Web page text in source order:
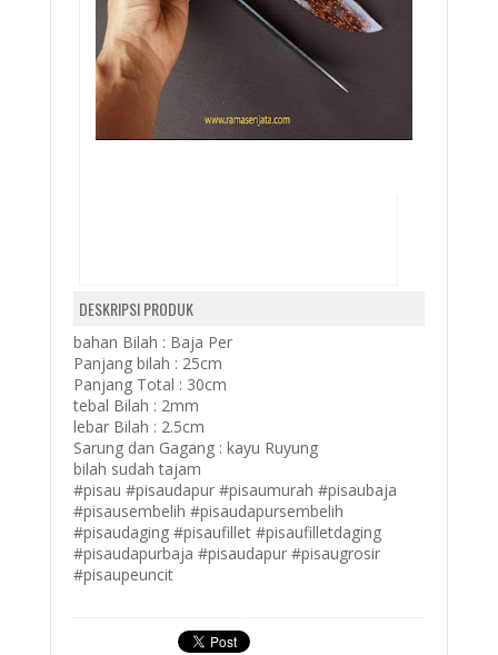
DESKRIPSI PRODUK
bahan Bilah : Baja Per
Panjang bilah : 25cm
Panjang Total : 30cm
tebal Bilah : 2mm
lebar Bilah : 2.5cm
Sarung dan Gagang : kayu Ruyung
bilah sudah tajam
#pisau #pisaudapur #pisaumurah #pisaubaja
#pisausembelih #pisaudapursembelih
#pisaudaging #pisaufillet #pisaufilletdaging
#pisaudapurbaja #pisaudapur #pisaugrosir
#pisaupeuncit